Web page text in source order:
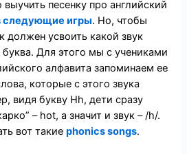
выучить песенку про английский
следующие игры. Но, чтобы
должен усвоить какой звук
буква. Для этого мы с учениками
алфавита запоминаем ее
которые с этого звука
видя букву Hh, дети сразу
– hot, а значит и звук – /h/.
вот такиеphonics songs.